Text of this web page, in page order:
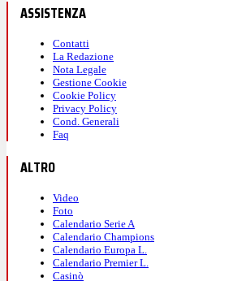
ASSISTENZA
Contatti
La Redazione
Nota Legale
Gestione Cookie
Cookie Policy
Privacy Policy
Cond. Generali
Faq
ALTRO
Video
Foto
Calendario Serie A
Calendario Champions
Calendario Europa L.
Calendario Premier L.
Casinò